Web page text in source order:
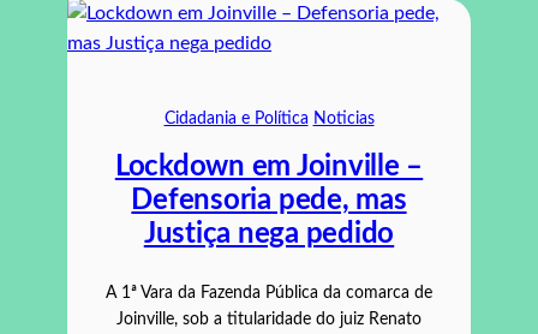
Cidadania e Política Noticias
Lockdown em Joinville –
Defensoria pede, mas
Justiça nega pedido
A 1ª Vara da Fazenda Pública da comarca de
Joinville, sob a titularidade do juiz Renato